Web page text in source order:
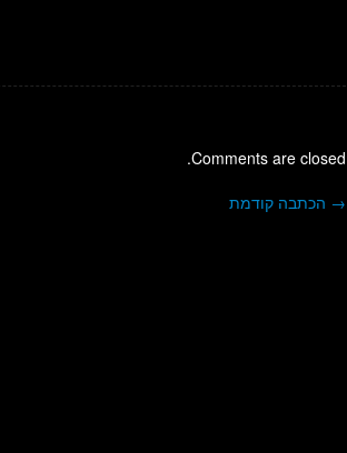
Comments are closed.
ניווט בפוסטים
→ הכתבה קודמת